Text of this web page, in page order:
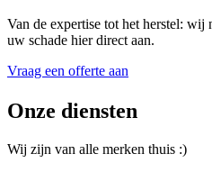
Van de expertise tot het herstel: wij
uw schade hier direct aan.
Vraag een offerte aan
Onze diensten
Wij zijn van alle merken thuis :)